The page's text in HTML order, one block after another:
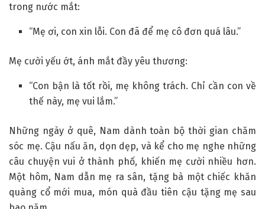
trong nước mắt:
“Mẹ ơi, con xin lỗi. Con đã để mẹ cô đơn quá lâu.”
Mẹ cười yếu ớt, ánh mắt đầy yêu thương:
“Con bận là tốt rồi, mẹ không trách. Chỉ cần con về
thế này, mẹ vui lắm.”
Những ngày ở quê, Nam dành toàn bộ thời gian chăm
sóc mẹ. Cậu nấu ăn, dọn dẹp, và kể cho mẹ nghe những
câu chuyện vui ở thành phố, khiến mẹ cười nhiều hơn.
Một hôm, Nam dẫn mẹ ra sân, tặng bà một chiếc khăn
quàng cổ mới mua, món quà đầu tiên cậu tặng mẹ sau